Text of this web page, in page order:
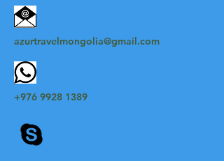
azurtravelmongolia@gmail.com
+976 9928 1389